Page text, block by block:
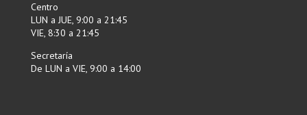
Centro
LUN a JUE, 9:00 a 21:45
VIE, 8:30 a 21:45
Secretaría
De LUN a VIE, 9:00 a 14:00